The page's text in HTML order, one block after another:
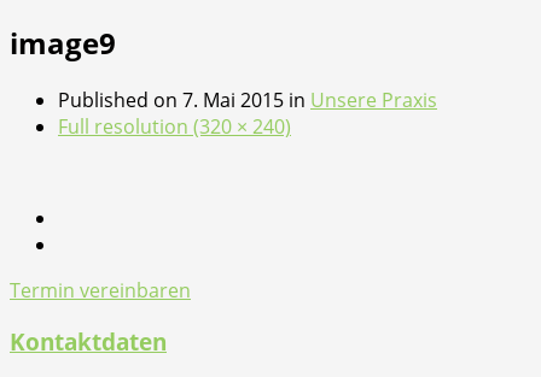
image9
Published on 7. Mai 2015 in Unsere Praxis
Full resolution (320 × 240)
Termin vereinbaren
Kontaktdaten